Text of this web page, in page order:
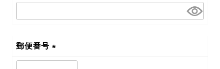
(必
郵便番号
(必